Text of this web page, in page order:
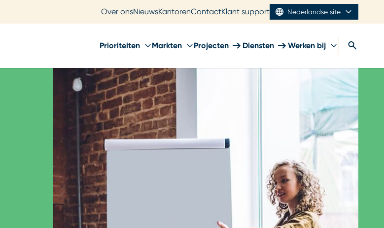
Over onsNieuwsKantorenContactKlant support Nederlandse site
Prioriteiten Markten Projecten Diensten Werken bij